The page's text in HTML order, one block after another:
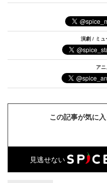
演劇 / ミュ
ア
この記事が気に
見逃せない